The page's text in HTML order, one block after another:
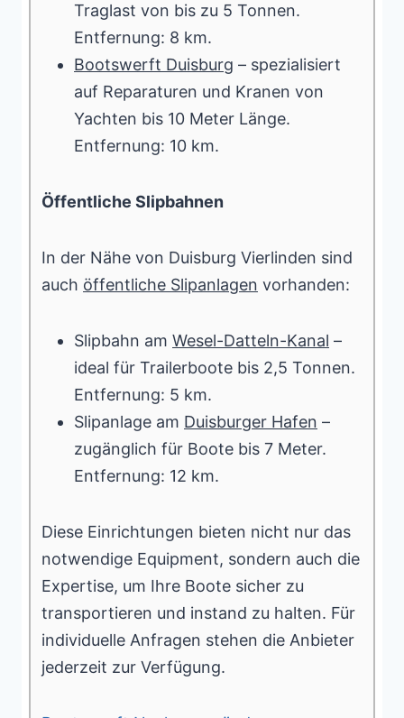
Traglast von bis zu 5 Tonnen.
Entfernung: 8 km.
Bootswerft Duisburg – spezialisiert
auf Reparaturen und Kranen von
Yachten bis 10 Meter Länge.
Entfernung: 10 km.
Öffentliche Slipbahnen
In der Nähe von Duisburg Vierlinden sind
auch öffentliche Slipanlagen vorhanden:
Slipbahn am Wesel-Datteln-Kanal –
ideal für Trailerboote bis 2,5 Tonnen.
Entfernung: 5 km.
Slipanlage am Duisburger Hafen –
zugänglich für Boote bis 7 Meter.
Entfernung: 12 km.
Diese Einrichtungen bieten nicht nur das
notwendige Equipment, sondern auch die
Expertise, um Ihre Boote sicher zu
transportieren und instand zu halten. Für
individuelle Anfragen stehen die Anbieter
jederzeit zur Verfügung.